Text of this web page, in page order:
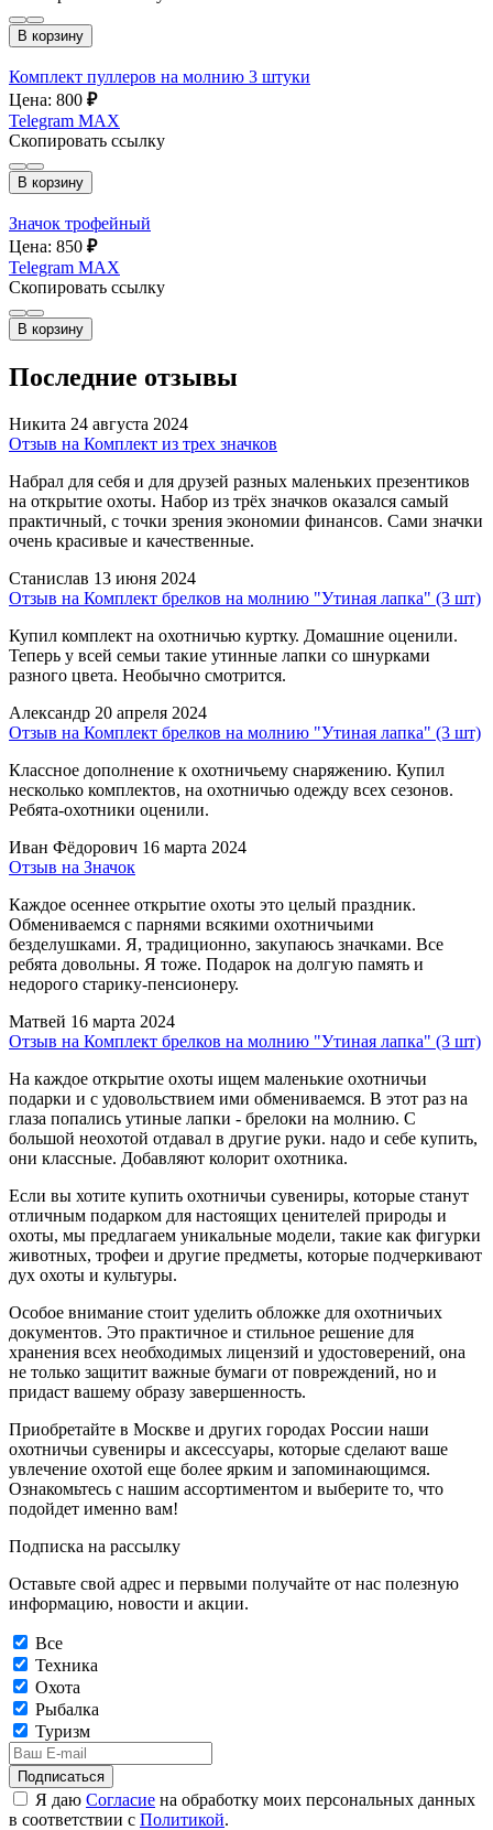
В корзину
Комплект пуллеров на молнию 3 штуки
Цена: 800 ₽
Telegram MAX
Скопировать ссылку
В корзину
Значок трофейный
Цена: 850 ₽
Telegram MAX
Скопировать ссылку
В корзину
Последние отзывы
Никита 24 августа 2024
Отзыв на Комплект из трех значков
Набрал для себя и для друзей разных маленьких презентиков
на открытие охоты. Набор из трёх значков оказался самый
практичный, с точки зрения экономии финансов. Сами значки
очень красивые и качественные.
Станислав 13 июня 2024
Отзыв на Комплект брелков на молнию "Утиная лапка" (3 шт)
Купил комплект на охотничью куртку. Домашние оценили.
Теперь у всей семьи такие утинные лапки со шнурками
разного цвета. Необычно смотрится.
Александр 20 апреля 2024
Отзыв на Комплект брелков на молнию "Утиная лапка" (3 шт)
Классное дополнение к охотничьему снаряжению. Купил
несколько комплектов, на охотничью одежду всех сезонов.
Ребята-охотники оценили.
Иван Фёдорович 16 марта 2024
Отзыв на Значок
Каждое осеннее открытие охоты это целый праздник.
Обмениваемся с парнями всякими охотничьими
безделушками. Я, традиционно, закупаюсь значками. Все
ребята довольны. Я тоже. Подарок на долгую память и
недорого старику-пенсионеру.
Матвей 16 марта 2024
Отзыв на Комплект брелков на молнию "Утиная лапка" (3 шт)
На каждое открытие охоты ищем маленькие охотничьи
подарки и с удовольствием ими обмениваемся. В этот раз на
глаза попались утиные лапки - брелоки на молнию. С
большой неохотой отдавал в другие руки. надо и себе купить,
они классные. Добавляют колорит охотника.
Если вы хотите купить охотничьи сувениры, которые станут
отличным подарком для настоящих ценителей природы и
охоты, мы предлагаем уникальные модели, такие как фигурки
животных, трофеи и другие предметы, которые подчеркивают
дух охоты и культуры.
Особое внимание стоит уделить обложке для охотничьих
документов. Это практичное и стильное решение для
хранения всех необходимых лицензий и удостоверений, она
не только защитит важные бумаги от повреждений, но и
придаст вашему образу завершенность.
Приобретайте в Москве и других городах России наши
охотничьи сувениры и аксессуары, которые сделают ваше
увлечение охотой еще более ярким и запоминающимся.
Ознакомьтесь с нашим ассортиментом и выберите то, что
подойдет именно вам!
Подписка на рассылку
Оставьте свой адрес и первыми получайте от нас полезную
информацию, новости и акции.
Все
Техника
Охота
Рыбалка
Туризм
Подписаться
Я даю Согласие на обработку моих персональных данных
в соответствии с Политикой.